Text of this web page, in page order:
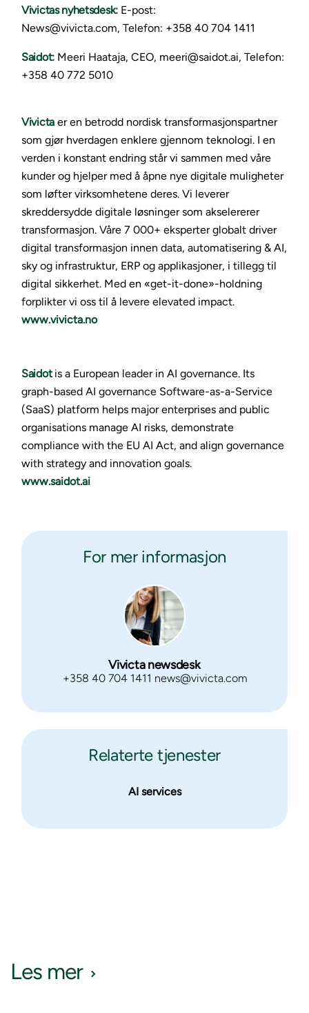
Vivictas nyhetsdesk: E-post:
News@vivicta.com, Telefon: +358 40 704 1411
Saidot:Meeri Haataja, CEO, meeri@saidot.ai, Telefon:
+358 40 772 5010
Vivictaer en betrodd nordisk transformasjonspartner
som gjør hverdagen enklere gjennom teknologi. I en
verden i konstant endring står vi sammen med våre
kunder og hjelper med å åpne nye digitale muligheter
som løfter virksomhetene deres. Vi leverer
skreddersydde digitale løsninger som akselererer
transformasjon. Våre 7 000+ eksperter globalt driver
digital transformasjon innen data, automatisering & AI,
sky og infrastruktur, ERP og applikasjoner, i tillegg til
digital sikkerhet. Med en «get-it-done»-holdning
forplikter vi oss til å levere elevated impact.
www.vivicta.no
Saidotis a European leader in AI governance. Its
graph-based AI governance Software-as-a-Service
(SaaS) platform helps major enterprises and public
organisations manage AI risks, demonstrate
compliance with the EU AI Act, and align governance
with strategy and innovation goals.
www.saidot.ai
For mer informasjon
Vivicta newsdesk
+358 40 704 1411 news@vivicta.com
Relaterte tjenester
AI services
Les mer